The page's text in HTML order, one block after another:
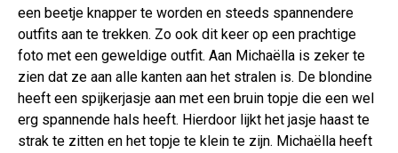
een beetje knapper te worden en steeds spannendere
outfits aan te trekken. Zo ook dit keer op een prachtige
foto met een geweldige outfit. Aan Michaëlla is zeker te
zien dat ze aan alle kanten aan het stralen is. De blondine
heeft een spijkerjasje aan met een bruin topje die een wel
erg spannende hals heeft. Hierdoor lijkt het jasje haast te
strak te zitten en het topje te klein te zijn. Michaëlla heeft